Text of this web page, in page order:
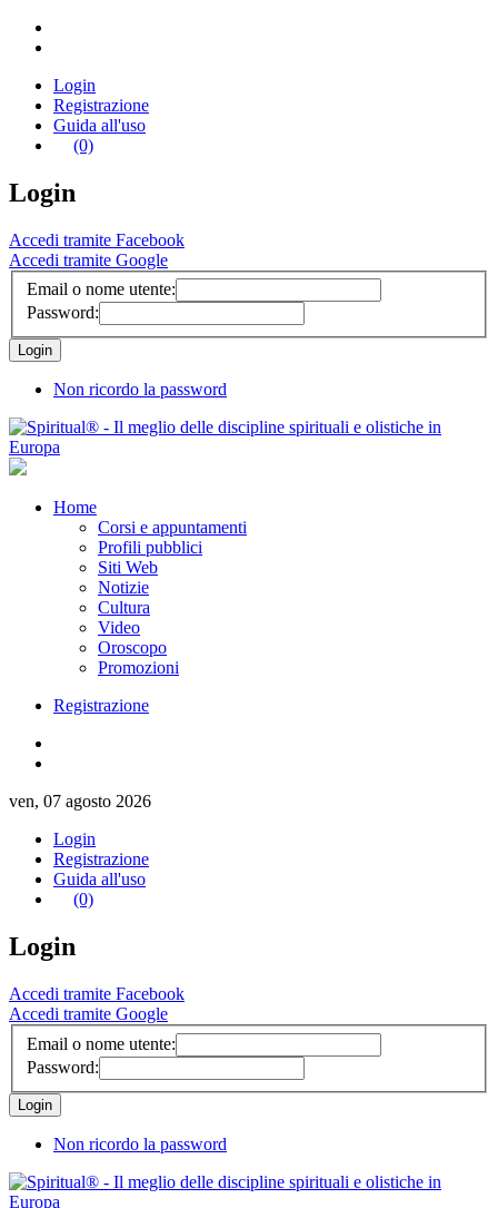
Login
Registrazione
Guida all'uso
(0)
Login
Accedi tramite Facebook
Accedi tramite Google
Email o nome utente:
Password:
Non ricordo la password
Home
Corsi e appuntamenti
Profili pubblici
Siti Web
Notizie
Cultura
Video
Oroscopo
Promozioni
Registrazione
ven, 07 agosto 2026
Login
Registrazione
Guida all'uso
(0)
Login
Accedi tramite Facebook
Accedi tramite Google
Email o nome utente:
Password:
Non ricordo la password